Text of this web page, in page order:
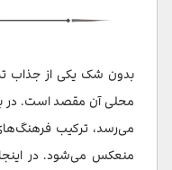
بدون شک یکی از جذاب
محلی آن مقصد است. در
می‌رسد، ترکیب
منعکس می‌شود. در اینجا